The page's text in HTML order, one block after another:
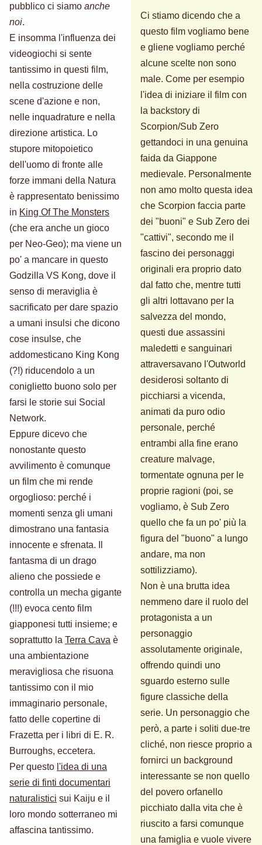
pubblico ci siamo anche
noi.
E insomma l'influenza dei
videogiochi si sente
tantissimo in questi film,
nella costruzione delle
scene d'azione e non,
nelle inquadrature e nella
direzione artistica. Lo
stupore mitopoietico
dell'uomo di fronte alle
forze immani della Natura
è rappresentato benissimo
in King Of The Monsters
(che era anche un gioco
per Neo-Geo); ma viene un
po' a mancare in questo
Godzilla VS Kong, dove il
senso di meraviglia è
sacrificato per dare spazio
a umani insulsi che dicono
cose insulse, che
addomesticano King Kong
(?!) riducendolo a un
coniglietto buono solo per
farsi le storie sui Social
Network.
Eppure dicevo che
nonostante questo
avvilimento è comunque
un film che mi rende
orgoglioso: perché i
momenti senza gli umani
dimostrano una fantasia
innocente e sfrenata. Il
fantasma di un drago
alieno che possiede e
controlla un mecha gigante
(!!!) evoca cento film
giapponesi tutti insieme; e
soprattutto la Terra Cava è
una ambientazione
meravigliosa che risuona
tantissimo con il mio
immaginario personale,
fatto delle copertine di
Frazetta per i libri di E. R.
Burroughs, eccetera.
Per questo l'idea di una
serie di finti documentari
naturalistici sui Kaiju e il
loro mondo sotterraneo mi
affascina tantissimo.
Ci stiamo dicendo che a
questo film vogliamo bene
e gliene vogliamo perché
alcune scelte non sono
male. Come per esempio
l'idea di iniziare il film con
la backstory di
Scorpion/Sub Zero
gettandoci in una genuina
faida da Giappone
medievale. Personalmente
non amo molto questa idea
che Scorpion faccia parte
dei "buoni" e Sub Zero dei
"cattivi", secondo me il
fascino dei personaggi
originali era proprio dato
dal fatto che, mentre tutti
gli altri lottavano per la
salvezza del mondo,
questi due assassini
maledetti e sanguinari
attraversavano l'Outworld
desiderosi soltanto di
picchiarsi a vicenda,
animati da puro odio
personale, perché
entrambi alla fine erano
creature malvage,
tormentate ognuna per le
proprie ragioni (poi, se
vogliamo, è Sub Zero
quello che fa un po' più la
figura del "buono" a lungo
andare, ma non
sottilizziamo).
Non è una brutta idea
nemmeno dare il ruolo del
protagonista a un
personaggio
assolutamente originale,
offrendo quindi uno
sguardo esterno sulle
figure classiche della
serie. Un personaggio che
però, a parte i soliti due-tre
cliché, non riesce proprio a
fornirci un background
interessante se non quello
del povero orfanello
picchiato dalla vita che è
riuscito a farsi comunque
una famiglia e vuole vivere